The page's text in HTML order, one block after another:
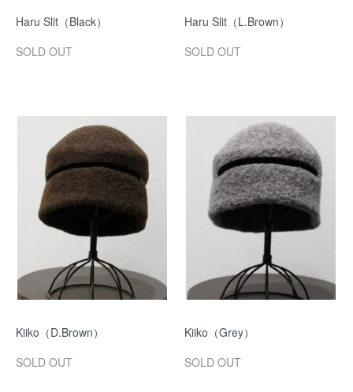
Haru Slit（Black）
SOLD OUT
Haru Slit（L.Brown）
SOLD OUT
Kiiko（D.Brown）
SOLD OUT
Kiiko（Grey）
SOLD OUT